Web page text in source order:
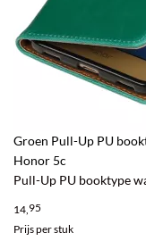
Groen Pull-Up PU
Honor 5c
Pull-Up PU booktype
14,95
Prijs per stuk